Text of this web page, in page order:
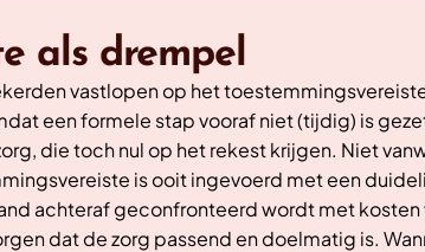
als drempel
vastlopen op het
een formele stap vooraf niet (tijdig) is
die toch nul op het rekest krijgen. Niet
is ooit ingevoerd met een
achteraf geconfronteerd wordt met kosten
dat de zorg passend en doelmatig is.